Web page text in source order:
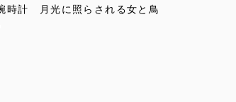
時計 月光に照らされる女と鳥